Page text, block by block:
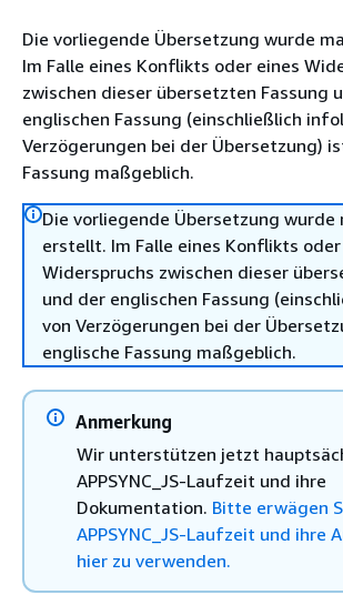
Die vorliegende Übersetzung wurde
Im Falle eines Konflikts oder eines
zwischen dieser übersetzten Fassung
englischen Fassung (einschließlich
Verzögerungen bei der Übersetzung)
Fassung maßgeblich.
Die vorliegende Übersetzung wurde
erstellt. Im Falle eines Konflikts oder
Widerspruchs zwischen dieser
und der englischen Fassung
von Verzögerungen bei der
englische Fassung maßgeblich.
Anmerkung
Wir unterstützen jetzt
APPSYNC_JS-Laufzeit und ihre
Dokumentation. Bitte erwägen
APPSYNC_JS-Laufzeit und ihre
hier zu verwenden.